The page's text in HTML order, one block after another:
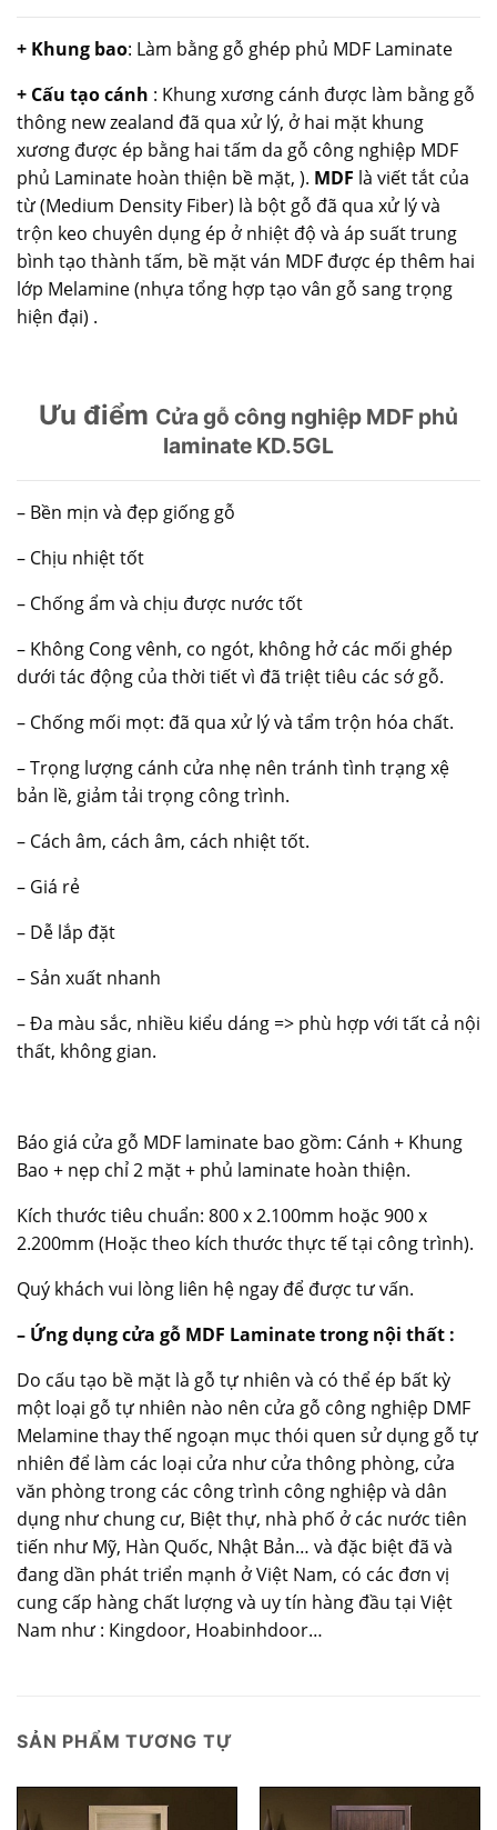
+ Khung bao: Làm bằng gỗ ghép phủ MDF Laminate
+ Cấu tạo cánh : Khung xương cánh được làm bằng gỗ
thông new zealand đã qua xử lý, ở hai mặt khung
xương được ép bằng hai tấm da gỗ công nghiệp MDF
phủ Laminate hoàn thiện bề mặt, ). MDF là viết tắt của
từ (Medium Density Fiber) là bột gỗ đã qua xử lý và
trộn keo chuyên dụng ép ở nhiệt độ và áp suất trung
bình tạo thành tấm, bề mặt ván MDF được ép thêm hai
lớp Melamine (nhựa tổng hợp tạo vân gỗ sang trọng
hiện đại) .
Ưu điểm Cửa gỗ công nghiệp MDF phủ
laminate KD.5GL
– Bền mịn và đẹp giống gỗ
– Chịu nhiệt tốt
– Chống ẩm và chịu được nước tốt
– Không Cong vênh, co ngót, không hở các mối ghép
dưới tác động của thời tiết vì đã triệt tiêu các sớ gỗ.
– Chống mối mọt: đã qua xử lý và tẩm trộn hóa chất.
– Trọng lượng cánh cửa nhẹ nên tránh tình trạng xệ
bản lề, giảm tải trọng công trình.
– Cách âm, cách âm, cách nhiệt tốt.
– Giá rẻ
– Dễ lắp đặt
– Sản xuất nhanh
– Đa màu sắc, nhiều kiểu dáng => phù hợp với tất cả nội
thất, không gian.
Báo giá cửa gỗ MDF laminate bao gồm: Cánh + Khung
Bao + nẹp chỉ 2 mặt + phủ laminate hoàn thiện.
Kích thước tiêu chuẩn: 800 x 2.100mm hoặc 900 x
2.200mm (Hoặc theo kích thước thực tế tại công trình).
Quý khách vui lòng liên hệ ngay để được tư vấn.
– Ứng dụng cửa gỗ MDF Laminate trong nội thất :
Do cấu tạo bề mặt là gỗ tự nhiên và có thể ép bất kỳ
một loại gỗ tự nhiên nào nên cửa gỗ công nghiệp DMF
Melamine thay thế ngoạn mục thói quen sử dụng gỗ tự
nhiên để làm các loại cửa như cửa thông phòng, cửa
văn phòng trong các công trình công nghiệp và dân
dụng như chung cư, Biệt thự, nhà phố ở các nước tiên
tiến như Mỹ, Hàn Quốc, Nhật Bản… và đặc biệt đã và
đang dần phát triển mạnh ở Việt Nam, có các đơn vị
cung cấp hàng chất lượng và uy tín hàng đầu tại Việt
Nam như : Kingdoor, Hoabinhdoor…
SẢN PHẨM TƯƠNG TỰ